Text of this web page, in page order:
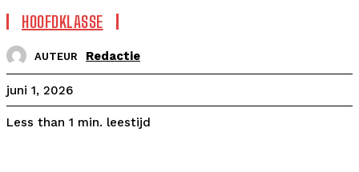
HOOFDKLASSE
AUTEUR Redactie
juni 1, 2026
Less than 1 min. leestijd